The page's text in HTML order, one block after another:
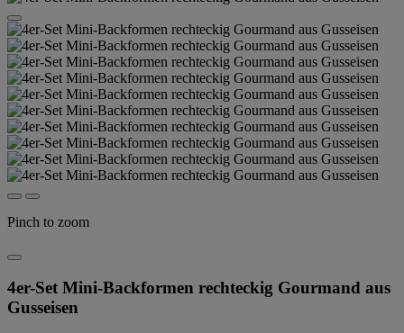
Pinch to zoom
4er-Set Mini-Backformen rechteckig Gourmand aus
Gusseisen